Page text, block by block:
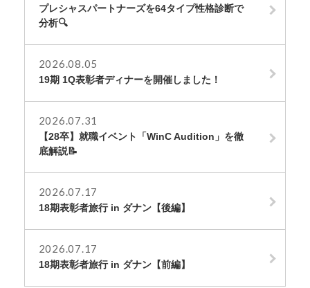
プレシャスパートナーズを64タイプ性格診断で
分析🔍
2026.08.05
19期 1Q表彰者ディナーを開催しました！
2026.07.31
【28卒】就職イベント「WinC Audition」を徹
底解説📝
2026.07.17
18期表彰者旅行 in ダナン【後編】
2026.07.17
18期表彰者旅行 in ダナン【前編】